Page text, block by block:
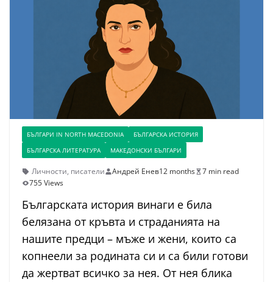
БЪЛГАРИ IN NORTH MACEDONIA
БЪЛГАРСКА ИСТОРИЯ
БЪЛГАРСКА ЛИТЕРАТУРА
МАКЕДОНСКИ БЪЛГАРИ
Личности, писатели Андрей Енев12 months
7 min read
755 Views
Българската история винаги е била
белязана от кръвта и страданията на
нашите предци – мъже и жени, които са
копнеели за родината си и са били готови
да жертват всичко за нея. От нея блика